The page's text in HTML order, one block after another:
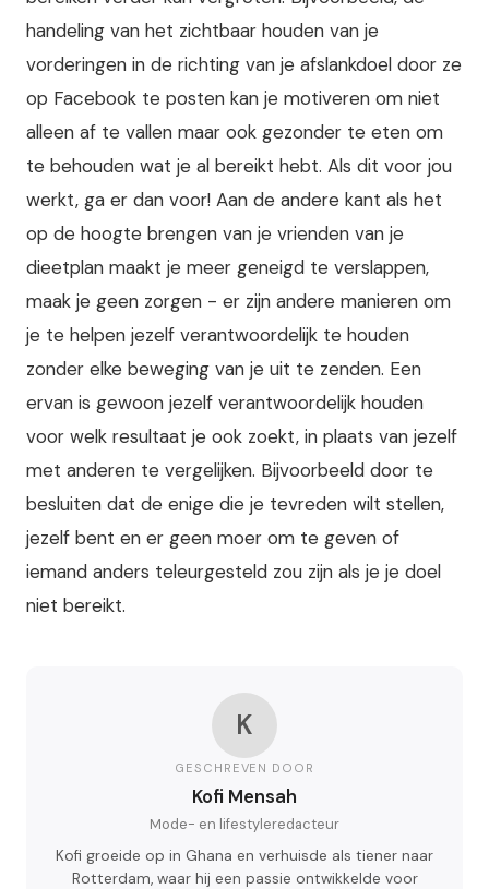
handeling van het zichtbaar houden van je
vorderingen in de richting van je afslankdoel door ze
op Facebook te posten kan je motiveren om niet
alleen af te vallen maar ook gezonder te eten om
te behouden wat je al bereikt hebt. Als dit voor jou
werkt, ga er dan voor! Aan de andere kant als het
op de hoogte brengen van je vrienden van je
dieetplan maakt je meer geneigd te verslappen,
maak je geen zorgen - er zijn andere manieren om
je te helpen jezelf verantwoordelijk te houden
zonder elke beweging van je uit te zenden. Een
ervan is gewoon jezelf verantwoordelijk houden
voor welk resultaat je ook zoekt, in plaats van jezelf
met anderen te vergelijken. Bijvoorbeeld door te
besluiten dat de enige die je tevreden wilt stellen,
jezelf bent en er geen moer om te geven of
iemand anders teleurgesteld zou zijn als je je doel
niet bereikt.
K
GESCHREVEN DOOR
Kofi Mensah
Mode- en lifestyleredacteur
Kofi groeide op in Ghana en verhuisde als tiener naar
Rotterdam, waar hij een passie ontwikkelde voor